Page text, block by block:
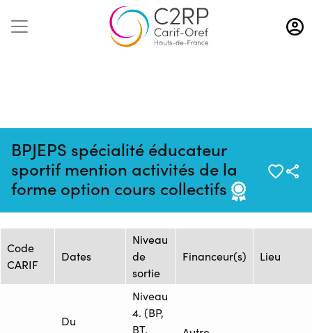
Aller
au
contenu
BPJEPS spécialité éducateur
sportif mention activités de la
forme option cours collectifs
Mise à jour :
03/02/2026
Formation :
1504434
Source : CREPS Wattignies
Hauts-de-France
Session de formation
Code
CARIF
Dates
Niveau
de
sortie
Financeur(s) Lieu
Du
Niveau
4. (BP,
BT,